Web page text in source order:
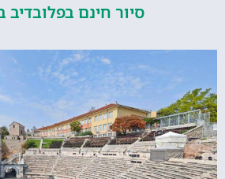
סיור חינם בפלובדיב בולגריה